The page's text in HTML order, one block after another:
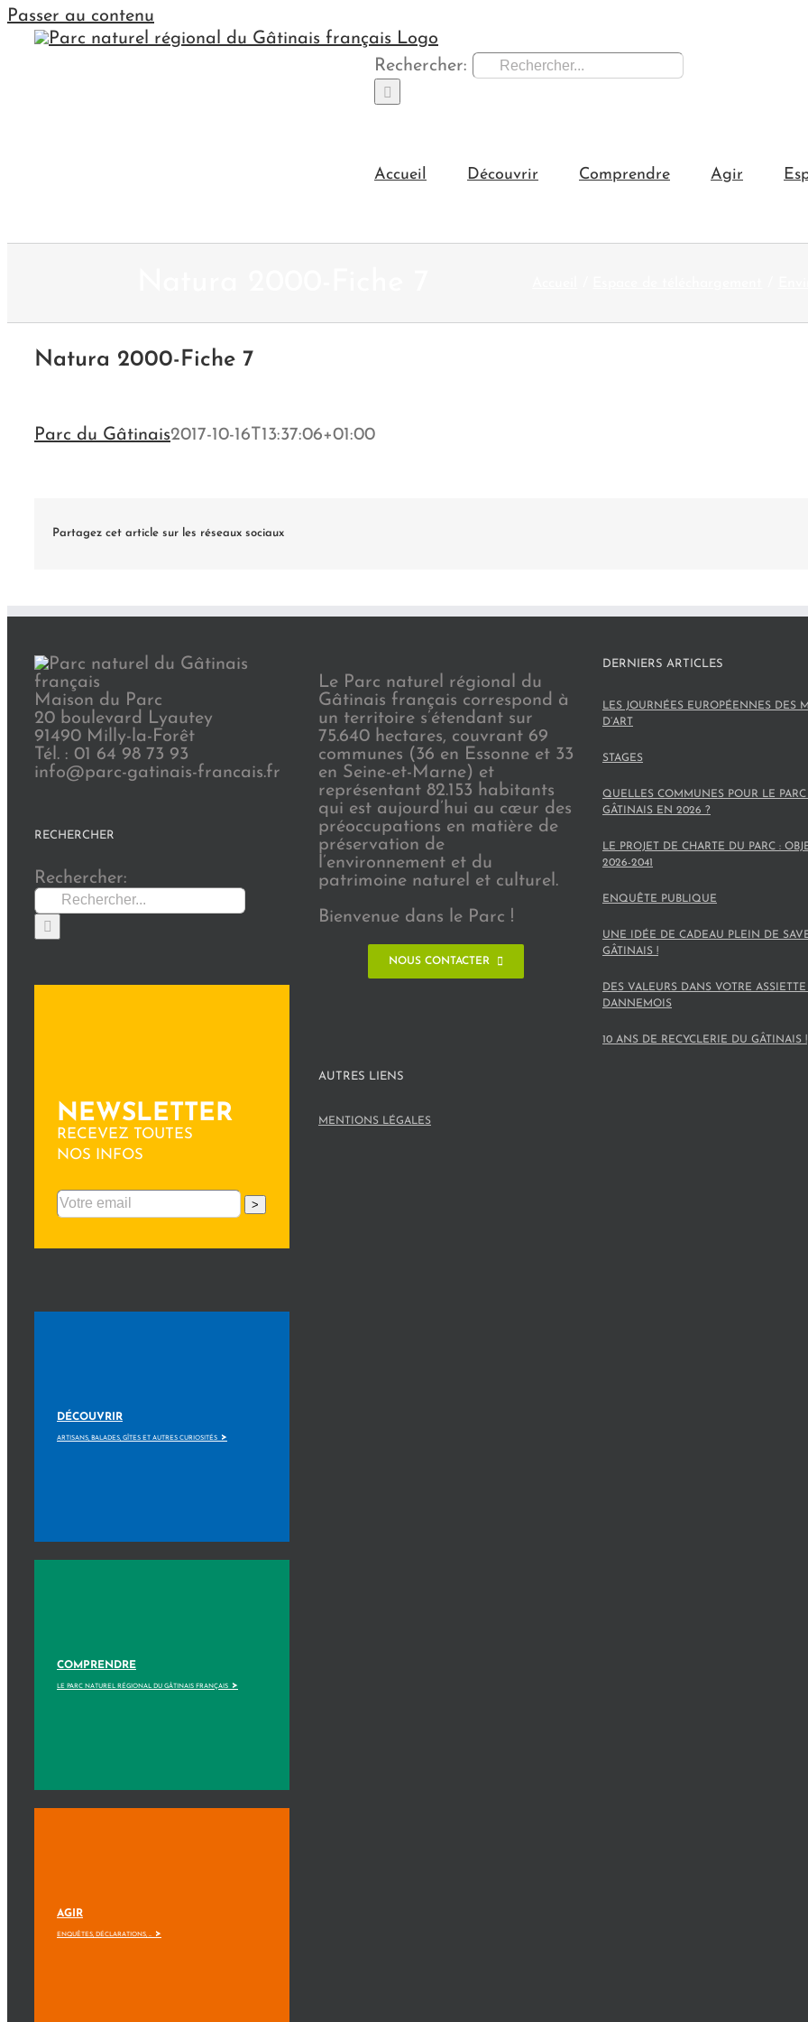
Passer au contenu
Rechercher:
Accueil Découvrir Comprendre Agir
Natura 2000-Fiche 7
Parc du Gâtinais2017-10-16T13:37:06+01:00
Partagez cet article sur les réseaux sociaux
Maison du Parc
20 boulevard Lyautey
91490 Milly-la-Forêt
Tél. : 01 64 98 73 93
info@parc-gatinais-francais.fr
RECHERCHER
Rechercher:
NEWSLETTER
RECEVEZ TOUTES
NOS INFOS
>
DÉCOUVRIR
ARTISANS, BALADES, GÎTES ET AUTRES CURIOSITÉS >
COMPRENDRE
LE PARC NATUREL RÉGIONAL DU GÂTINAIS FRANÇAIS >
AGIR
ENQUÊTES, DÉCLARATIONS, ... >
Le Parc naturel régional du
Gâtinais français correspond à
un territoire s’étendant sur
75.640 hectares, couvrant 69
communes (36 en Essonne et 33
en Seine-et-Marne) et
représentant 82.153 habitants
qui est aujourd’hui au cœur des
préoccupations en matière de
préservation de
l’environnement et du
patrimoine naturel et culturel.
Bienvenue dans le Parc !
NOUS CONTACTER
DERNIERS ARTICLES
LES JOURNÉES EUROPÉENNES DES
D’ART
STAGES
QUELLES COMMUNES POUR LE PARC
GÂTINAIS EN 2026 ?
LE PROJET DE CHARTE DU PARC :
2026-2041
ENQUÊTE PUBLIQUE
UNE IDÉE DE CADEAU PLEIN DE
GÂTINAIS !
DES VALEURS DANS VOTRE
DANNEMOIS
10 ANS DE RECYCLERIE DU GÂTINAIS !
AUTRES LIENS
MENTIONS LÉGALES